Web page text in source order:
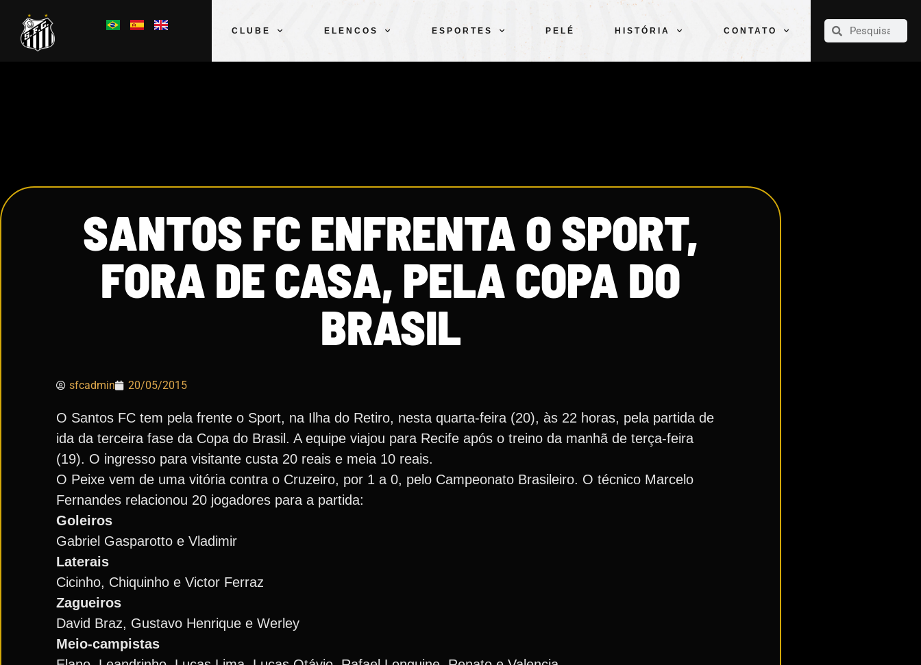
CLUBE ELENCOS ESPORTES PELÉ HISTÓRIA CONTATO
CLUBE
SANTOS FC ENFRENTA O SPORT,
FORA DE CASA, PELA COPA DO
BRASIL
sfcadmin 20/05/2015
O Santos FC tem pela frente o Sport, na Ilha do Retiro, nesta quarta-feira (20), às 22 horas, pela partida de
ida da terceira fase da Copa do Brasil. A equipe viajou para Recife após o treino da manhã de terça-feira
(19). O ingresso para visitante custa 20 reais e meia 10 reais.
O Peixe vem de uma vitória contra o Cruzeiro, por 1 a 0, pelo Campeonato Brasileiro. O técnico Marcelo
Fernandes relacionou 20 jogadores para a partida:
Goleiros
Gabriel Gasparotto e Vladimir
Laterais
Cicinho, Chiquinho e Victor Ferraz
Zagueiros
David Braz, Gustavo Henrique e Werley
Meio-campistas